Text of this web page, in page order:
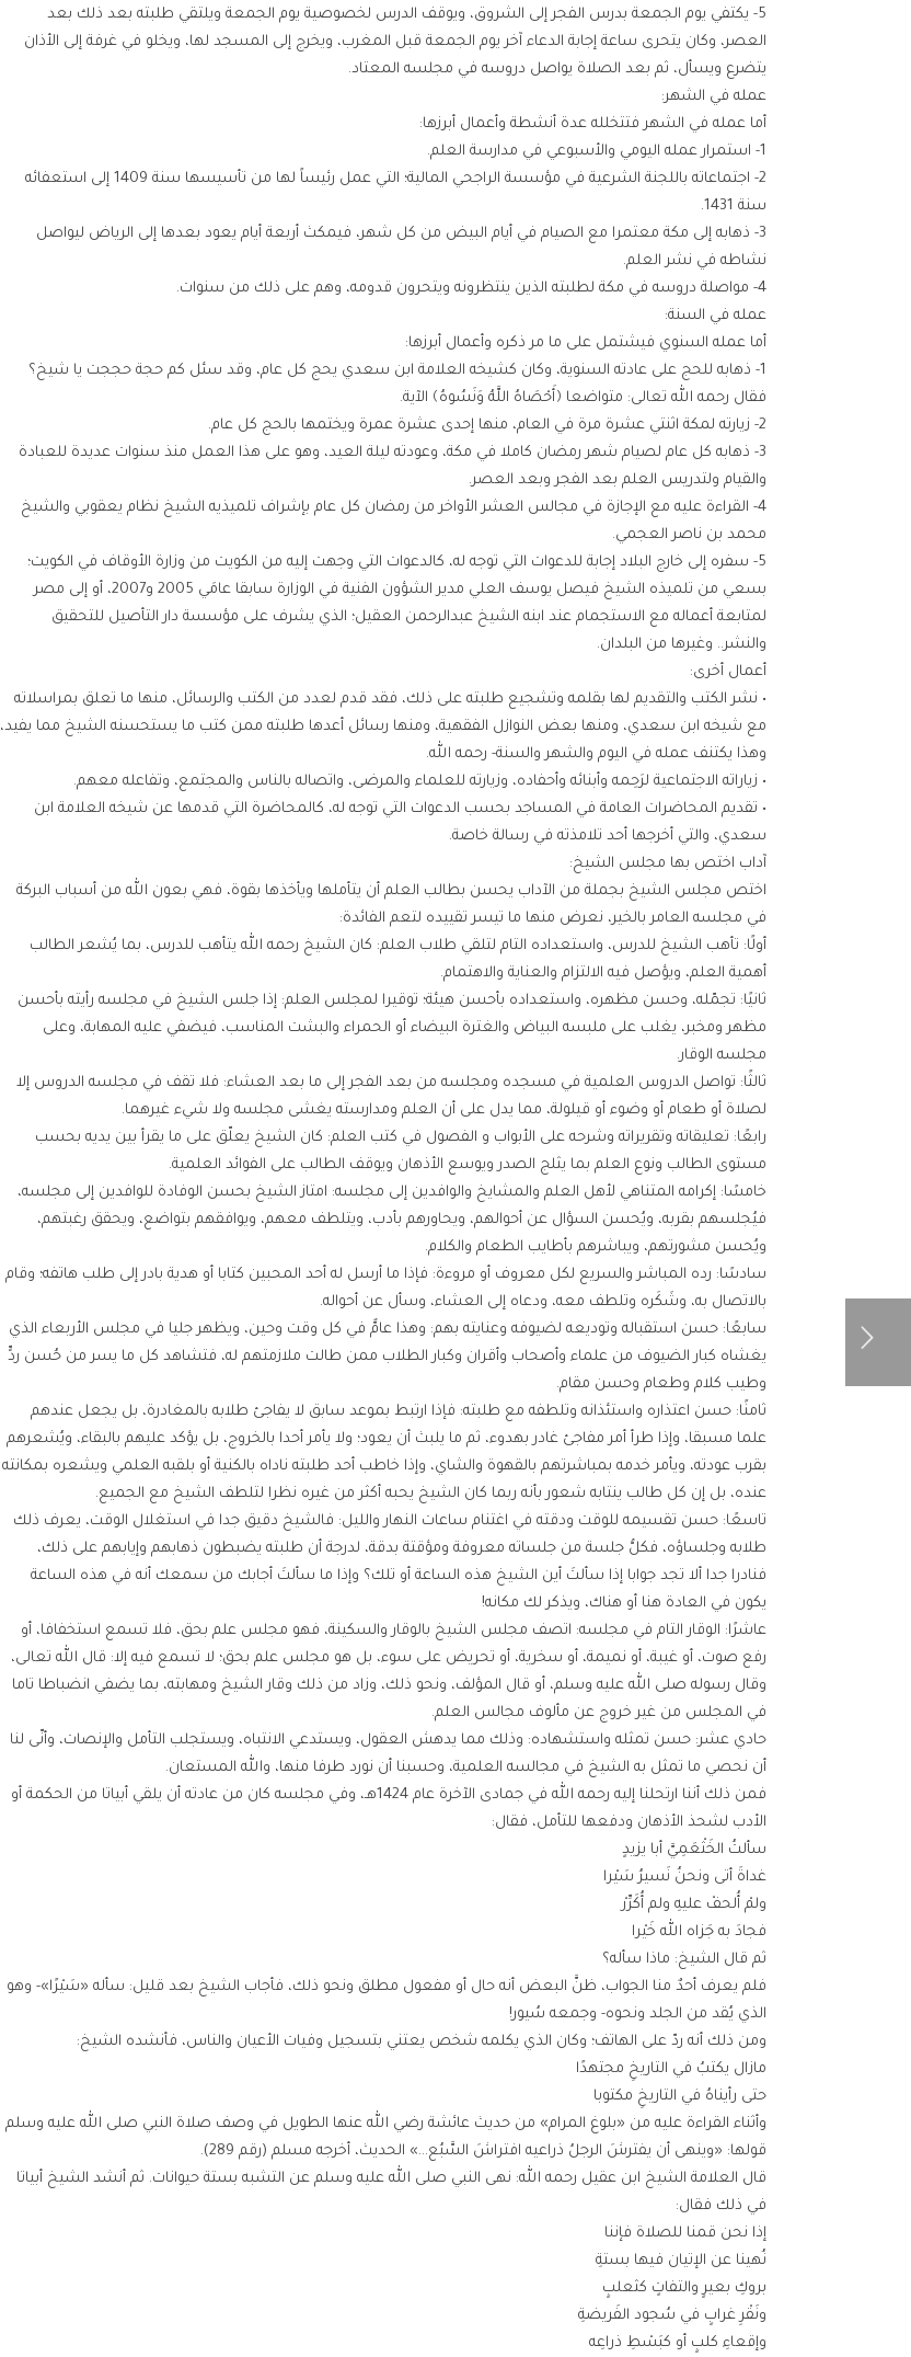
5- يكتفي يوم الجمعة بدرس الفجر إلى الشروق، ويوقف الدرس لخصوصية يوم الجمعة ويلتقي طلبته بعد ذلك بعد
العصر، وكان يتحرى ساعة إجابة الدعاء آخر يوم الجمعة قبل المغرب، ويخرج إلى المسجد لها، ويخلو في غرفة إلى الأذان
يتضرع ويسأل، ثم بعد الصلاة يواصل دروسه في مجلسه المعتاد.
عمله في الشهر:
أما عمله في الشهر فتتخلله عدة أنشطة وأعمال أبرزها:
1- استمرار عمله اليومي والأسبوعي في مدارسة العلم.
2- اجتماعاته باللجنة الشرعية في مؤسسة الراجحي المالية؛ التي عمل رئيساً لها من تأسيسها سنة 1409 إلى استعفائه
سنة 1431.
3- ذهابه إلى مكة معتمرا مع الصيام في أيام البيض من كل شهر، فيمكث أربعة أيام يعود بعدها إلى الرياض ليواصل
نشاطه في نشر العلم.
4- مواصلة دروسه في مكة لطلبته الذين ينتظرونه ويتحرون قدومه، وهم على ذلك من سنوات.
عمله في السنة:
أما عمله السنوي فيشتمل على ما مر ذكره وأعمال أبرزها:
1- ذهابه للحج على عادته السنوية، وكان كشيخه العلامة ابن سعدي يحج كل عام، وقد سئل كم حجة حججت يا شيخ؟
فقال رحمه الله تعالى: متواضعا ﴿أَحْصَاهُ اللَّهُ وَنَسُوهُ﴾ الآية.
2- زيارته لمكة اثنتي عشرة مرة في العام، منها إحدى عشرة عمرة ويختمها بالحج كل عام.
3- ذهابه كل عام لصيام شهر رمضان كاملا في مكة، وعودته ليلة العيد، وهو على هذا العمل منذ سنوات عديدة للعبادة
والقيام ولتدريس العلم بعد الفجر وبعد العصر.
4- القراءة عليه مع الإجازة في مجالس العشر الأواخر من رمضان كل عام بإشراف تلميذيه الشيخ نظام يعقوبي والشيخ
محمد بن ناصر العجمي.
5- سفره إلى خارج البلاد إجابة للدعوات التي توجه له، كالدعوات التي وجهت إليه من الكويت من وزارة الأوقاف في الكويت؛
بسعي من تلميذه الشيخ فيصل يوسف العلي مدير الشؤون الفنية في الوزارة سابقا عامَي 2005 و2007، أو إلى مصر
لمتابعة أعماله مع الاستجمام عند ابنه الشيخ عبدالرحمن العقيل؛ الذي يشرف على مؤسسة دار التأصيل للتحقيق
والنشر.. وغيرها من البلدان.
أعمال أخرى:
• نشر الكتب والتقديم لها بقلمه وتشجيع طلبته على ذلك، فقد قدم لعدد من الكتب والرسائل، منها ما تعلق بمراسلاته
مع شيخه ابن سعدي، ومنها بعض النوازل الفقهية، ومنها رسائل أعدها طلبته ممن كتب ما يستحسنه الشيخ مما يفيد،
وهذا يكتنف عمله في اليوم والشهر والسنة- رحمه الله.
• زياراته الاجتماعية لرَحِمه وأبنائه وأحفاده، وزيارته للعلماء والمرضى، واتصاله بالناس والمجتمع، وتفاعله معهم.
• تقديم المحاضرات العامة في المساجد بحسب الدعوات التي توجه له، كالمحاضرة التي قدمها عن شيخه العلامة ابن
سعدي، والتي أخرجها أحد تلامذته في رسالة خاصة.
آداب اختص بها مجلس الشيخ:
اختص مجلس الشيخ بجملة من الآداب يحسن بطالب العلم أن يتأملها ويأخذها بقوة، فهي بعون الله من أسباب البركة
في مجلسه العامر بالخير، نعرض منها ما تيسر تقييده لتعم الفائدة:
أولًا: تأهب الشيخ للدرس، واستعداده التام لتلقي طلاب العلم: كان الشيخ رحمه الله يتأهب للدرس، بما يُشعر الطالب
أهمية العلم، ويؤصل فيه الالتزام والعناية والاهتمام.
ثانيًا: تجمّله، وحسن مظهره، واستعداده بأحسن هيئة؛ توقيرا لمجلس العلم: إذا جلس الشيخ في مجلسه رأيته بأحسن
مظهر ومخبر، يغلب على ملبسه البياض والغترة البيضاء أو الحمراء والبشت المناسب، فيضفي عليه المهابة، وعلى
مجلسه الوقار.
ثالثًا: تواصل الدروس العلمية في مسجده ومجلسه من بعد الفجر إلى ما بعد العشاء: فلا تقف في مجلسه الدروس إلا
لصلاة أو طعام أو وضوء أو قيلولة، مما يدل على أن العلم ومدارسته يغشى مجلسه ولا شيء غيرهما.
رابعًا: تعليقاته وتقريراته وشرحه على الأبواب و الفصول في كتب العلم: كان الشيخ يعلّق على ما يقرأ بين يديه بحسب
مستوى الطالب ونوع العلم بما يثلج الصدر ويوسع الأذهان ويوقف الطالب على الفوائد العلمية.
خامسًا: إكرامه المتناهي لأهل العلم والمشايخ والوافدين إلى مجلسه: امتاز الشيخ بحسن الوفادة للوافدين إلى مجلسه،
فيُجلسهم بقربه، ويُحسن السؤال عن أحوالهم، ويحاورهم بأدب، ويتلطف معهم، ويوافقهم بتواضع، ويحقق رغبتهم،
ويُحسن مشورتهم، ويباشرهم بأطايب الطعام والكلام.
سادسًا: رده المباشر والسريع لكل معروف أو مروءة: فإذا ما أرسل له أحد المحبين كتابا أو هدية بادر إلى طلب هاتفه؛ وقام
بالاتصال به، وشَكَره وتلطف معه، ودعاه إلى العشاء، وسأل عن أحواله.
سابعًا: حسن استقباله وتوديعه لضيوفه وعنايته بهم: وهذا عامٌّ في كل وقت وحين، ويظهر جليا في مجلس الأربعاء الذي
يغشاه كبار الضيوف من علماء وأصحاب وأقران وكبار الطلاب ممن طالت ملازمتهم له، فتشاهد كل ما يسر من حُسن ردٍّ
وطيب كلام وطعام وحسن مقام.
ثامنًا: حسن اعتذاره واستئذانه وتلطفه مع طلبته: فإذا ارتبط بموعد سابق لا يفاجئ طلابه بالمغادرة، بل يجعل عندهم
علما مسبقا، وإذا طرأ أمر مفاجئ غادر بهدوء، ثم ما يلبث أن يعود؛ ولا يأمر أحدا بالخروج، بل يؤكد عليهم بالبقاء، ويُشعرهم
بقرب عودته، ويأمر خدمه بمباشرتهم بالقهوة والشاي، وإذا خاطب أحد طلبته ناداه بالكنية أو بلقبه العلمي ويشعره بمكانته
عنده، بل إن كل طالب ينتابه شعور بأنه ربما كان الشيخ يحبه أكثر من غيره نظرا لتلطف الشيخ مع الجميع.
تاسعًا: حسن تقسيمه للوقت ودقته في اغتنام ساعات النهار والليل: فالشيخ دقيق جدا في استغلال الوقت، يعرف ذلك
طلابه وجلساؤه، فكلُّ جلسة من جلساته معروفة ومؤقتة بدقة، لدرجة أن طلبته يضبطون ذهابهم وإيابهم على ذلك،
فنادرا جدا ألا تجد جوابا إذا سألتَ أين الشيخ هذه الساعة أو تلك؟ وإذا ما سألتَ أجابك من سمعك أنه في هذه الساعة
يكون في العادة هنا أو هناك، ويذكر لك مكانه!
عاشرًا: الوقار التام في مجلسه: اتصف مجلس الشيخ بالوقار والسكينة، فهو مجلس علم بحق، فلا تسمع استخفافا، أو
رفع صوت، أو غيبة، أو نميمة، أو سخرية، أو تحريض على سوء، بل هو مجلس علم بحق؛ لا تسمع فيه إلا: قال الله تعالى،
وقال رسوله صلى الله عليه وسلم، أو قال المؤلف، ونحو ذلك، وزاد من ذلك وقار الشيخ ومهابته، بما يضفي انضباطا تاما
في المجلس من غير خروج عن مألوف مجالس العلم.
حادي عشر: حسن تمثله واستشهاده: وذلك مما يدهش العقول، ويستدعي الانتباه، ويستجلب التأمل والإنصات، وأنّى لنا
أن نحصي ما تمثل به الشيخ في مجالسه العلمية، وحسبنا أن نورد طرفا منها، والله المستعان.
فمن ذلك أننا ارتحلنا إليه رحمه الله في جمادى الآخرة عام 1424هـ، وفي مجلسه كان من عادته أن يلقي أبياتا من الحكمة أو
الأدب لشحذ الأذهان ودفعها للتأمل، فقال:
سألتُ الخَثْعَمِيَّ أبا يزيدٍ
غداةَ أتى ونحنُ نَسيرُ سَيْرا
ولمْ أُلحفْ عليهِ ولم أُكَرِّرْ
فجادَ به جَزاه الله خَيْرا
ثم قال الشيخ: ماذا سأله؟
فلم يعرف أحدٌ منا الجواب، ظنَّ البعض أنه حال أو مفعول مطلق ونحو ذلك، فأجاب الشيخ بعد قليل: سأله «سَيْرًا»- وهو
الذي يُقد من الجلد ونحوه- وجمعه سُيور!
ومن ذلك أنه ردّ على الهاتف؛ وكان الذي يكلمه شخص يعتني بتسجيل وفيات الأعيان والناس، فأنشده الشيخ:
مازال يكتبُ في التاريخِ مجتهدًا
حتى رأيناهُ في التاريخِ مكتوبا
وأثناء القراءة عليه من «بلوغ المرام» من حديث عائشة رضي الله عنها الطويل في وصف صلاة النبي صلى الله عليه وسلم
قولها: «وينهى أن يفترشَ الرجلُ ذراعيه افتراشَ السَّبُع…» الحديث، أخرجه مسلم (رقم 289).
قال العلامة الشيخ ابن عقيل رحمه الله: نهى النبي صلى الله عليه وسلم عن التشبه بستة حيوانات. ثم أنشد الشيخ أبياتا
في ذلك فقال:
إذا نحن قمنا للصلاة فإننا
نُهينا عن الإتيان فيها بستةِ
بروكِ بعيرٍ والتفاتٍ كثعلبٍ
ونَقْرِ غرابٍ في سُجود الفَريضةِ
وإقعاءِ كلبٍ أو كبَسْطِ ذراعِه